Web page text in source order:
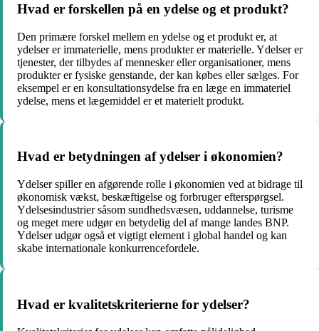
Hvad er forskellen på en ydelse og et produkt?
Den primære forskel mellem en ydelse og et produkt er, at
ydelser er immaterielle, mens produkter er materielle. Ydelser er
tjenester, der tilbydes af mennesker eller organisationer, mens
produkter er fysiske genstande, der kan købes eller sælges. For
eksempel er en konsultationsydelse fra en læge en immateriel
ydelse, mens et lægemiddel er et materielt produkt.
Hvad er betydningen af ydelser i økonomien?
Ydelser spiller en afgørende rolle i økonomien ved at bidrage til
økonomisk vækst, beskæftigelse og forbruger efterspørgsel.
Ydelsesindustrier såsom sundhedsvæsen, uddannelse, turisme
og meget mere udgør en betydelig del af mange landes BNP.
Ydelser udgør også et vigtigt element i global handel og kan
skabe internationale konkurrencefordele.
Hvad er kvalitetskriterierne for ydelser?